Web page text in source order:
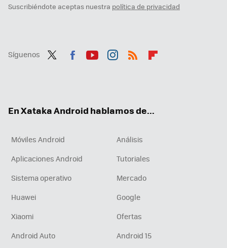
Suscribiéndote aceptas nuestra política de privacidad
Síguenos
En Xataka Android hablamos de...
Móviles Android
Análisis
Aplicaciones Android
Tutoriales
Sistema operativo
Mercado
Huawei
Google
Xiaomi
Ofertas
Android Auto
Android 15